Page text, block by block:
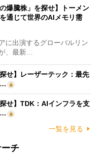
爆騰株」を探せ】トーメン
通じて世界のAIメモリ需
に出演するグローバルリン
、最新…
せ】レーザーテック：最先
…
せ】TDK：AIインフラを支
…
一覧を見る
チ